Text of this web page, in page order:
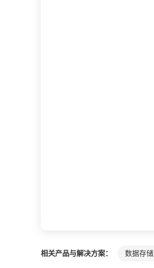
相关产品与解决方案： 数据存储